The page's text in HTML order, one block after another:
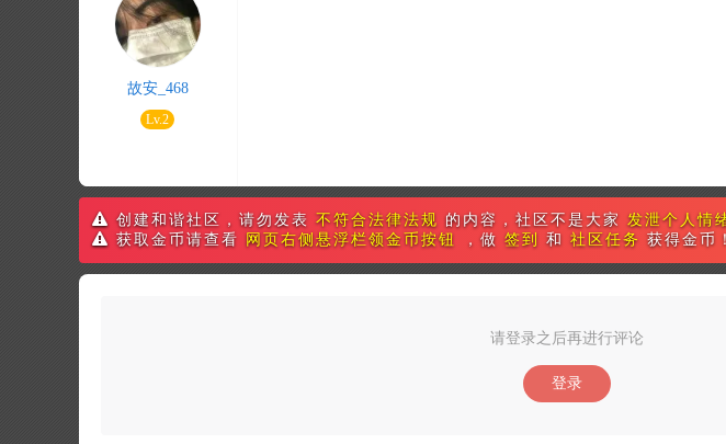
故安_468
Lv.2
创建和谐社区，请勿发表 不符合法律法规 的内容，社区不是大家 发泄个人情
获取金币请查看
网页右侧悬浮栏领金币按钮 ，做 签到 和 社区任务 获得金币！
请登录之后再进行评论
登录